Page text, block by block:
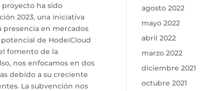
ha sido
2023, una iniciativa
presencia en mercados
de HodeiCloud
fomento de la
nos enfocamos en dos
debido a su creciente
La subvención nos
agosto 2022
mayo 2022
abril 2022
marzo 2022
diciembre 2021
octubre 2021